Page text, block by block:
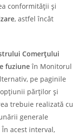
conformității și
, astfel încât
Comerțului
fuziuneîn Monitorul
pe paginile
părților și
trebuie realizată cu
generale
În acest interval,